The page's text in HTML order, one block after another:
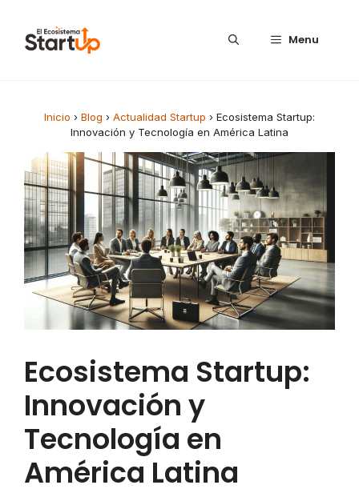
Menu
Inicio › Blog › Actualidad Startup › Ecosistema Startup:
Innovación y Tecnología en América Latina
Ecosistema Startup:
Innovación y
Tecnología en
América Latina